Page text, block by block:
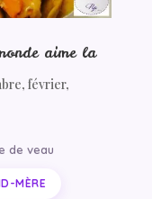
aime la
, février,
de veau
MÈRE